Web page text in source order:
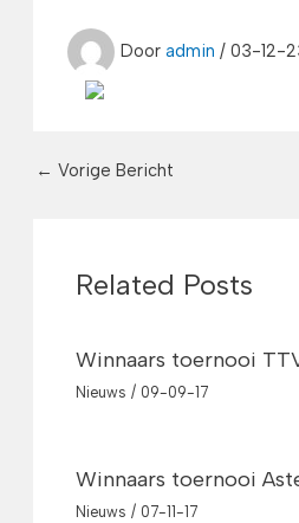
Door admin / 03-12-
← Vorige Bericht
Related Posts
Winnaars toernooi
Nieuws / 09-09-17
Winnaars toernooi
Nieuws / 07-11-17